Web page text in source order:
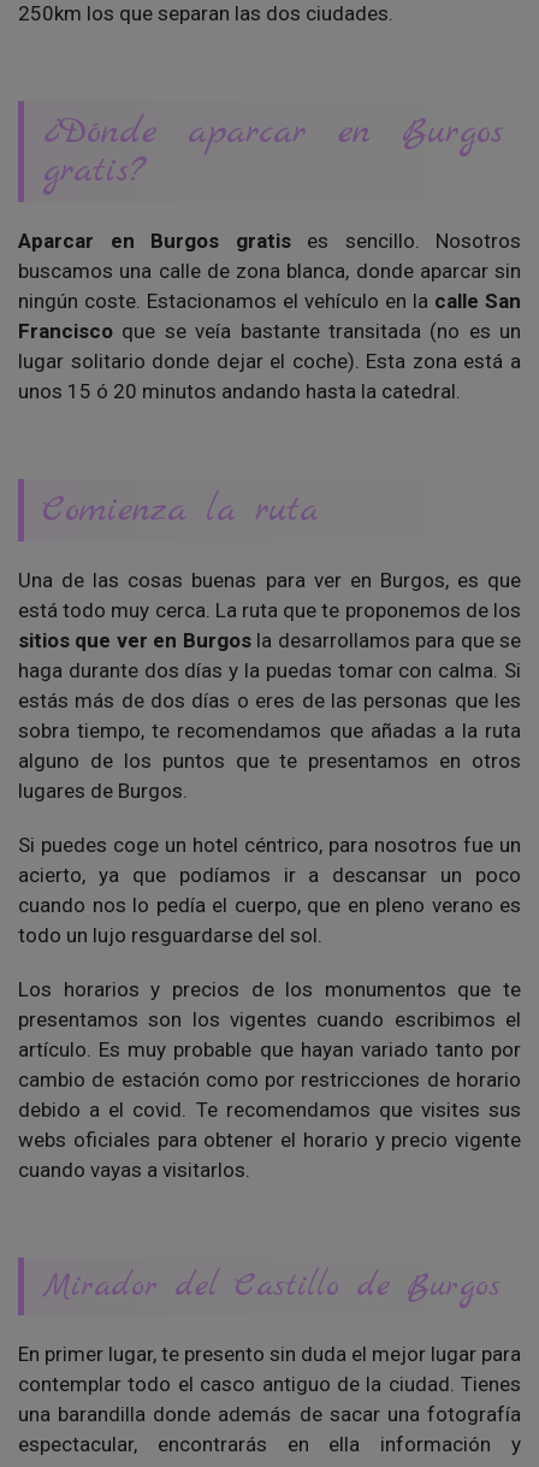
250km los que separan las dos ciudades.
¿Dónde aparcar en Burgos
gratis?
Aparcar en Burgos gratises sencillo. Nosotros
buscamos una calle de zona blanca, donde aparcar sin
ningún coste. Estacionamos el vehículo en la calle San
Francisco que se veía bastante transitada (no es un
lugar solitario donde dejar el coche). Esta zona está a
unos 15 ó 20 minutos andando hasta la catedral.
Comienza la ruta
Una de las cosas buenas para ver en Burgos, es que
está todo muy cerca. La ruta que te proponemos de los
sitios que ver en Burgosla desarrollamos para que se
haga durante dos días y la puedas tomar con calma. Si
estás más de dos días o eres de las personas que les
sobra tiempo, te recomendamos que añadas a la ruta
alguno de los puntos que te presentamos en otros
lugares de Burgos.
Si puedes coge un hotel céntrico, para nosotros fue un
acierto, ya que podíamos ir a descansar un poco
cuando nos lo pedía el cuerpo, que en pleno verano es
todo un lujo resguardarse del sol.
Los horarios y precios de los monumentos que te
presentamos son los vigentes cuando escribimos el
artículo. Es muy probable que hayan variado tanto por
cambio de estación como por restricciones de horario
debido a el covid. Te recomendamos que visites sus
webs oficiales para obtener el horario y precio vigente
cuando vayas a visitarlos.
Mirador del Castillo de Burgos
En primer lugar, te presento sin duda el mejor lugar para
contemplar todo el casco antiguo de la ciudad. Tienes
una barandilla donde además de sacar una fotografía
espectacular, encontrarás en ella información y